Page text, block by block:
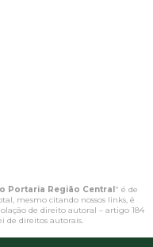
Portaria Região Central " é de
mesmo citando nossos links, é
de direito autoral – artigo 184
de direitos autorais.